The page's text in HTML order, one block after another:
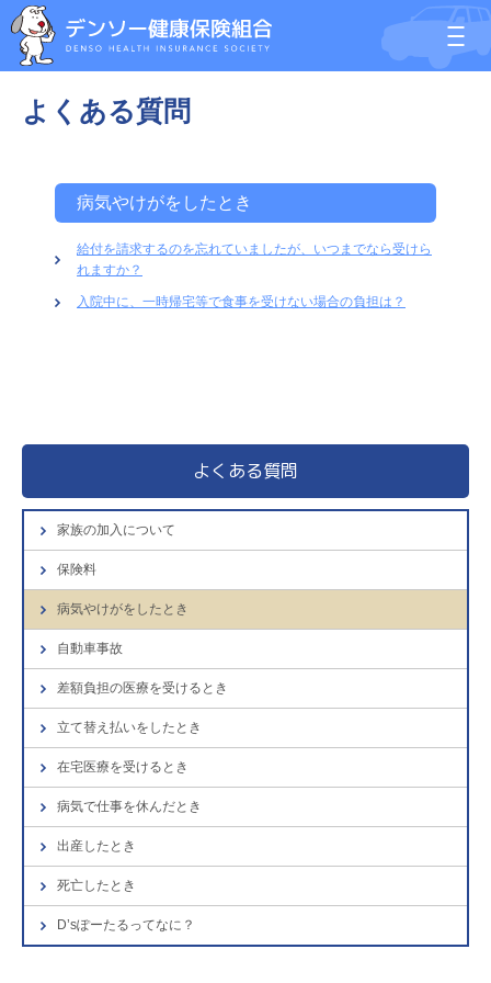
よくある質問
病気やけがをしたとき
給付を請求するのを忘れていましたが、いつまでなら受けら
れますか？
入院中に、一時帰宅等で食事を受けない場合の負担は？
よくある質問
家族の加入について
保険料
病気やけがをしたとき
自動車事故
差額負担の医療を受けるとき
立て替え払いをしたとき
在宅医療を受けるとき
病気で仕事を休んだとき
出産したとき
死亡したとき
D’sぽーたるってなに？